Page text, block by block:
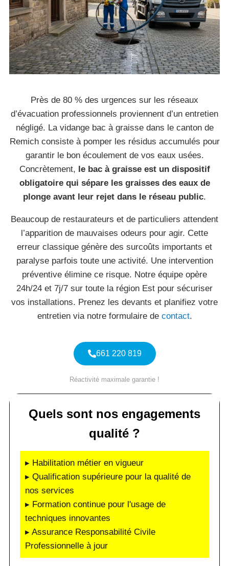
Près de 80 % des urgences sur les réseaux
d’évacuation professionnels proviennent d’un entretien
négligé. La vidange bac à graisse dans le canton de
Remich consiste à pomper les résidus accumulés pour
garantir le bon écoulement de vos eaux usées.
Concrètement, le bac à graisse est un dispositif
obligatoire qui sépare les graisses des eaux de
plonge avant leur rejet dans le réseau public.
Beaucoup de restaurateurs et de particuliers attendent
l’apparition de mauvaises odeurs pour agir. Cette
erreur classique génère des surcoûts importants et
paralyse parfois toute une activité. Une intervention
préventive élimine ce risque. Notre équipe opère
24h/24 et 7j/7 sur toute la région Est pour sécuriser
vos installations. Prenez les devants et planifiez votre
entretien via notre formulaire de contact.
661 220 819
Réactivité maximale garantie !
Quels sont nos engagements
qualité ?
▸ Habilitation métier en vigueur
▸ Qualification supérieure pour la qualité de
nos services
▸ Formation continue pour l'usage de
techniques innovantes
▸ Assurance Responsabilité Civile
Professionnelle à jour